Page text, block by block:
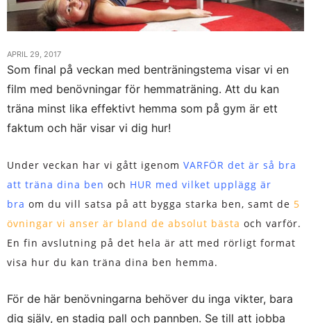
APRIL 29, 2017
Som final på veckan med benträningstema visar vi en
film med benövningar för hemmaträning. Att du kan
träna minst lika effektivt hemma som på gym är ett
faktum och här visar vi dig hur!
Under veckan har vi gått igenom VARFÖR det är så bra
att träna dina ben och HUR med vilket upplägg är
bra om du vill satsa på att bygga starka ben, samt de 5
övningar vi anser är bland de absolut bästa och varför.
En fin avslutning på det hela är att med rörligt format
visa hur du kan träna dina ben hemma.
För de här benövningarna behöver du inga vikter, bara
dig själv, en stadig pall och pannben. Se till att jobba